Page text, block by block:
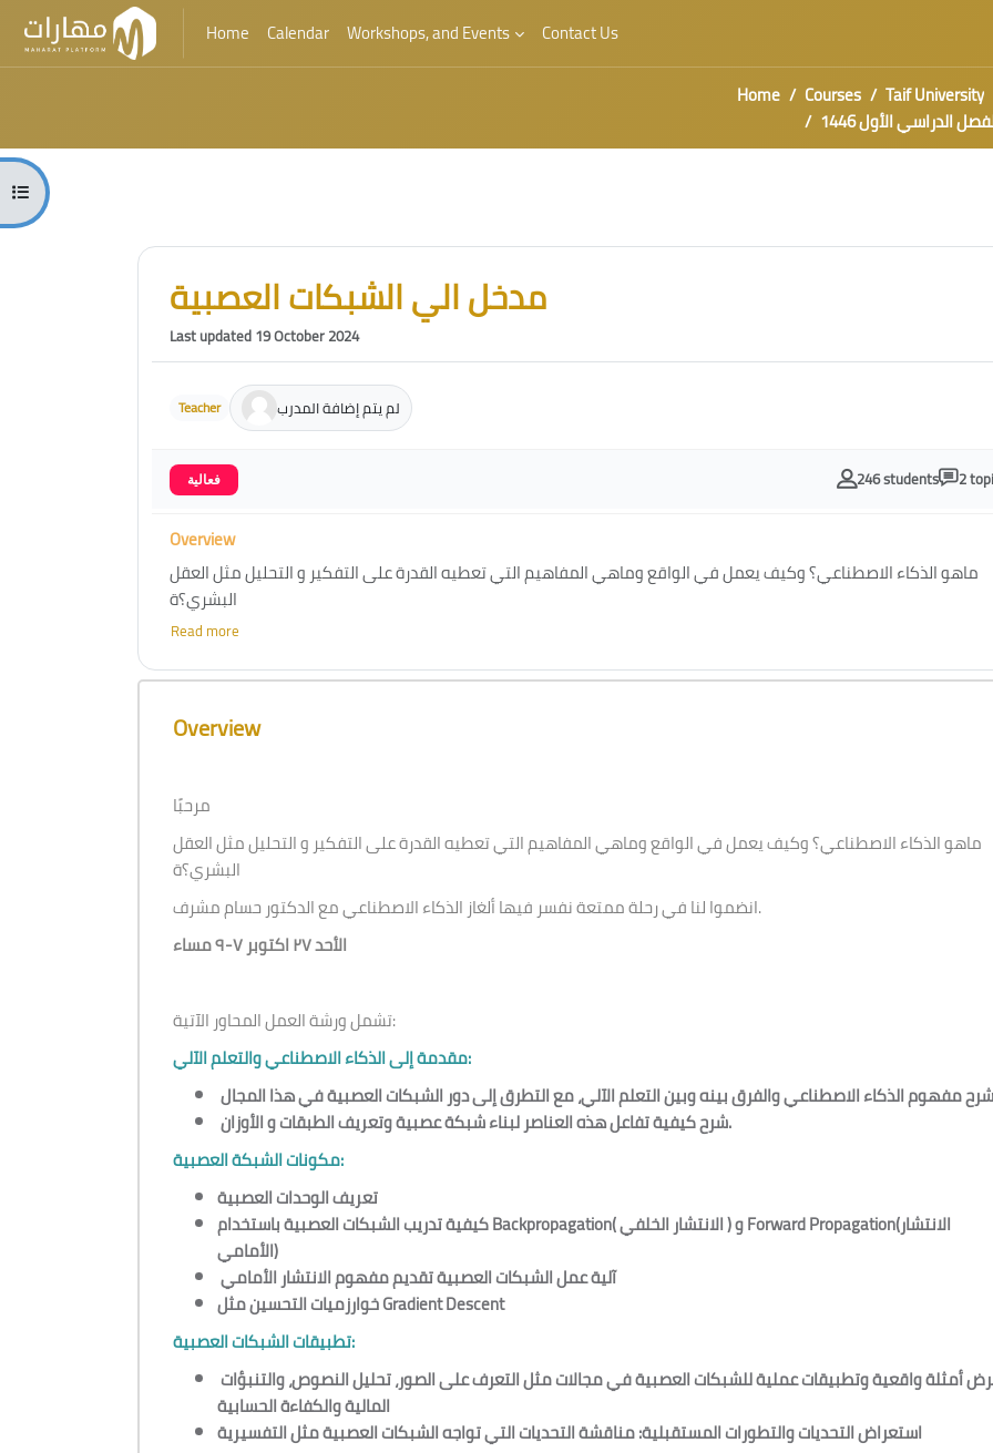
Home Calendar Workshops, and Events
Contact Us
Home
Courses
Taif University
عمل الفصل الدراسي الأول 1446
Open course index
Blocks
Skip [Cocoon] Course Intro
مدخل الي الشبكات العصبية
Last updated 19 October 2024
Teacher لم يتم إضافة المدرب
فعالية 246 students 2
Overview
ماهو الذكاء الاصطناعي؟ وكيف يعمل في الواقع وماهي المفاهيم التي تعطيه القدرة على التفكير و التحليل مثل العقل
البشري؟ة
الأحد ٢٧ اكتوبر ٧-٩ مساء
Read more
Skip [Cocoon] Course Overview
Overview
مرحبًا
ماهو الذكاء الاصطناعي؟ وكيف يعمل في الواقع وماهي المفاهيم التي تعطيه القدرة على التفكير و التحليل مثل العقل
البشري؟ة
انضموا لنا في رحلة ممتعة نفسر فيها ألغاز الذكاء الاصطناعي مع الدكتور حسام مشرف.
الأحد ٢٧ اكتوبر ٧-٩ مساء
تشمل ورشة العمل المحاور الآتية:
مقدمة إلى الذكاء الاصطناعي والتعلم الآلي:
شرح مفهوم الذكاء الاصطناعي والفرق بينه وبين التعلم الآلي، مع التطرق إلى دور الشبكات العصبية في هذا المجال
شرح كيفية تفاعل هذه العناصر لبناء شبكة عصبيةوتعريف الطبقات و الأوزان.
مكونات الشبكة العصبية:
تعريف الوحدات العصبية
كيفية تدريب الشبكات العصبية باستخدامBackpropagation(الانتشار الخلفي) و Forward Propagation(الانتشار
الأمامي)
آلية عمل الشبكات العصبيةتقديم مفهوم الانتشار الأمامي
خوارزميات التحسين مثلGradient Descent
تطبيقات الشبكات العصبية:
الماليةوالكفاءة الحسابية
استعراضالتحديات والتطورات المستقبلية:مناقشة التحديات التي تواجه الشبكات العصبية مثل التفسيرية